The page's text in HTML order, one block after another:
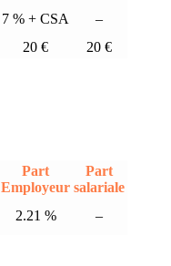
7 % + CSA
–
20 € 20 €
Part
Employeur
Part
salariale
2.21 % –